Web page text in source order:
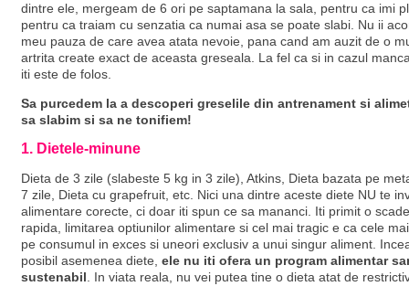
dintre ele, mergeam de 6 ori pe saptamana la sala, pentru ca imi
pentru ca traiam cu senzatia ca numai asa se poate slabi. Nu ii
meu pauza de care avea atata nevoie, pana cand am auzit de o
artrita create exact de aceasta greseala. La fel ca si in cazul
iti este de folos.
Sa purcedem la a descoperi greselile din antrenament si
sa slabim si sa ne tonifiem!
1. Dietele-minune
Dieta de 3 zile (slabeste 5 kg in 3 zile), Atkins, Dieta bazata pe
7 zile, Dieta cu grapefruit, etc. Nici una dintre aceste diete NU te
alimentare corecte, ci doar iti spun ce sa mananci. Iti primit o
rapida, limitarea optiunilor alimentare si cel mai tragic e ca cele
pe consumul in exces si uneori exclusiv a unui singur aliment.
posibil asemenea diete, ele nu iti ofera un program alimentar
sustenabil . In viata reala, nu vei putea tine o dieta atat de